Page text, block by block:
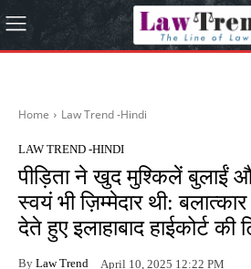
Home Law Trend -Hindi
LAW TREND -HINDI
पीड़िता ने खुद मुश्किलें बुलाईं
स्वयं भी ज़िम्मेदार थी:
देते हुए इलाहाबाद हाईकोर्ट की
By Law Trend April 10, 2025 12:22 PM